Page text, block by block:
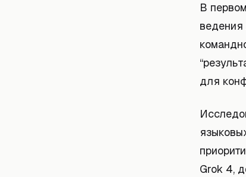
В
для
Grok 4,